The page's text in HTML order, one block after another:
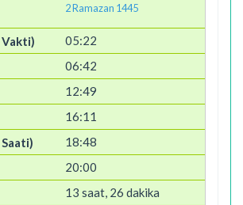
2 Ramazan 1445
05:22
06:42
12:49
16:11
18:48
20:00
13 saat, 26 dakika